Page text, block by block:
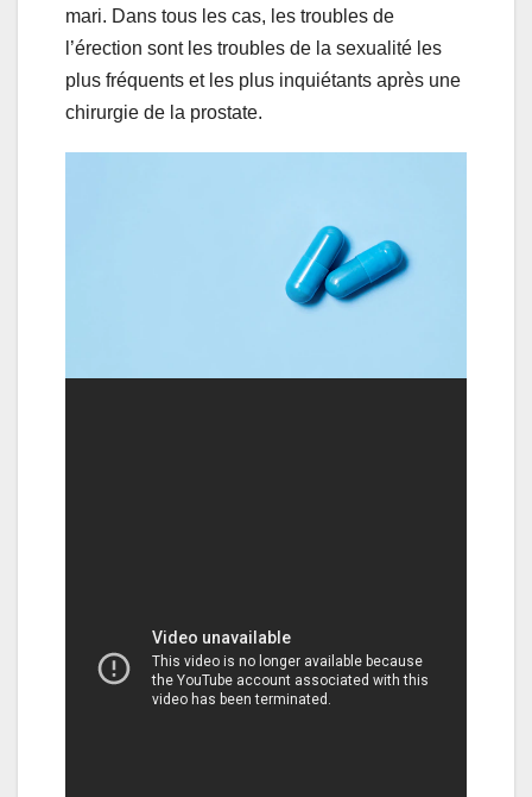
mari. Dans tous les cas, les troubles de
l’érection sont les troubles de la sexualité les
plus fréquents et les plus inquiétants après une
chirurgie de la prostate.